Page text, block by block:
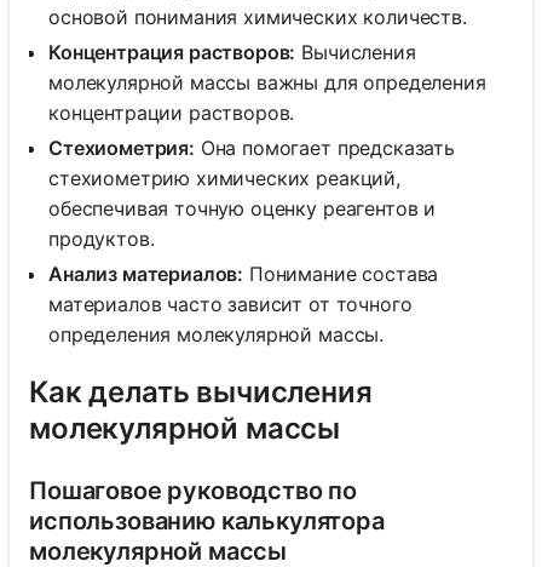
основой понимания химических количеств.
Концентрация растворов: Вычисления
молекулярной массы важны для определения
концентрации растворов.
Стехиометрия: Она помогает предсказать
стехиометрию химических реакций,
обеспечивая точную оценку реагентов и
продуктов.
Анализ материалов: Понимание состава
материалов часто зависит от точного
определения молекулярной массы.
Как делать вычисления
молекулярной массы
Пошаговое руководство по
использованию калькулятора
молекулярной массы